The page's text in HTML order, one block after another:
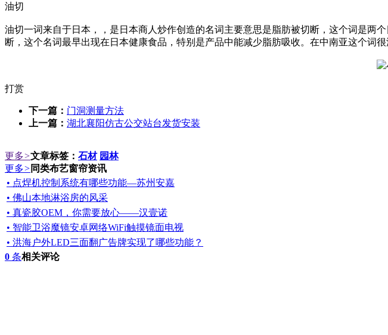
油切
油切一词来自于日本，，是日本商人炒作创造的名词主要意思是脂肪被切断，这个词是两
断，这个名词最早出现在日本健康食品，特别是产品中能减少脂肪吸收。在中南亚这个词
打赏
下一篇： 门洞测量方法
上一篇： 湖北襄阳仿古公交站台发货安装
更多>文章标签： 石材 园林
更多> 同类布艺窗帘资讯
• 点焊机控制系统有哪些功能—苏州安嘉
• 佛山本地淋浴房的风采
• 真瓷胶OEM，你需要放心——汉壹诺
• 智能卫浴魔镜安卓网络WiFi触摸镜面电视
• 洪海户外LED三面翻广告牌实现了哪些功能？
0 条相关评论